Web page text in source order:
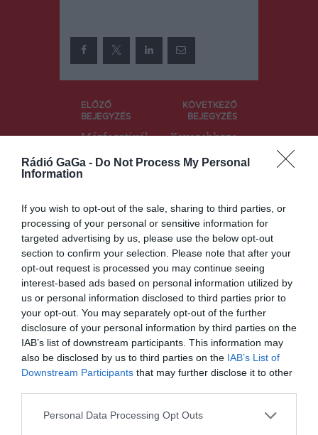
Rádió GaGa - Do Not Process My Personal
Information
If you wish to opt-out of the sale, sharing to third parties, or
processing of your personal or sensitive information for
targeted advertising by us, please use the below opt-out
section to confirm your selection. Please note that after your
opt-out request is processed you may continue seeing
interest-based ads based on personal information utilized by
us or personal information disclosed to third parties prior to
your opt-out. You may separately opt-out of the further
disclosure of your personal information by third parties on the
IAB’s list of downstream participants. This information may
also be disclosed by us to third parties on the IAB’s List of
Downstream Participants that may further disclose it to other
Personal Data Processing Opt Outs
Bejegyzés
navigáció
ELŐZŐ
BEJEGYZÉS
Mézfesztivál
mézverseny
„édesíti”
t a hétvégén
KÖVETKEZŐ
BEJEGYZÉS
Kevesebbsze
medvéket
Hargita
megyében
Ez is érdekelheti
HÍRLISTA
Sepsiszentgyörgyön a
legmagasabb, de
összességében mindenhol
alacsony az átoltottság a
megyében